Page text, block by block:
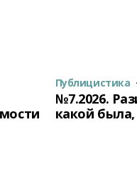
Публицистика
№7.2026.
какой